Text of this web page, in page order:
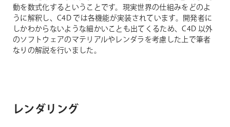
動を数式化するということです。現実世界の仕組みをどのよ
うに解釈し、C4D では各機能が実装されています。開発者に
しかわからないような細かいことも出てくるため、C4D 以外
のソフトウェアのマテリアルやレンダラを考慮した上で筆者
なりの解説を行いました。
レンダリング